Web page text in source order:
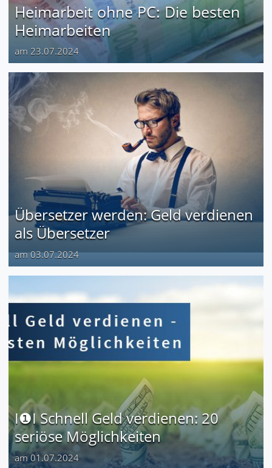
Heimarbeit ohne PC: Die besten
Heimarbeiten
am 23.07.2024
Übersetzer werden: Geld verdienen
als Übersetzer
am 03.07.2024
I❶I Schnell Geld verdienen: 20
seriöse Möglichkeiten
am 01.07.2024